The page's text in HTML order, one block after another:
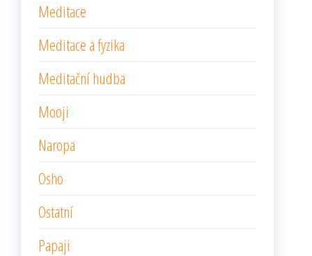
Meditace
Meditace a fyzika
Meditační hudba
Mooji
Naropa
Osho
Ostatní
Papaji